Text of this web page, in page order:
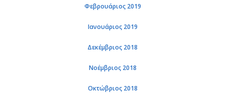
Φε­βρουά­ριος 2019
Ια­νουά­ριος 2019
Δε­κέμ­βριος 2018
Νο­έμ­βριος 2018
Οκτώ­βριος 2018